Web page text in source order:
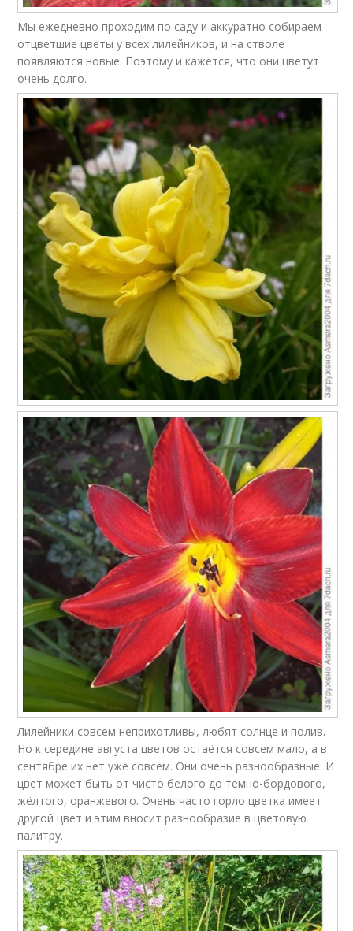
Мы ежедневно проходим по саду и аккуратно собираем
отцветшие цветы у всех лилейников, и на стволе
появляются новые. Поэтому и кажется, что они цветут
очень долго.
Лилейники совсем неприхотливы, любят солнце и полив.
Но к середине августа цветов остаётся совсем мало, а в
сентябре их нет уже совсем. Они очень разнообразные. И
цвет может быть от чисто белого до темно-бордового,
жёлтого, оранжевого. Очень часто горло цветка имеет
другой цвет и этим вносит разнообразие в цветовую
палитру.